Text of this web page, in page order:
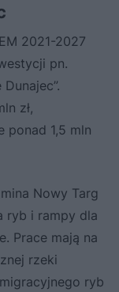
2021-2027
pn.
zł,
ponad 1,5 mln
Nowy Targ
ryb i rampy dla
Prace mają na
rzeki
ryb